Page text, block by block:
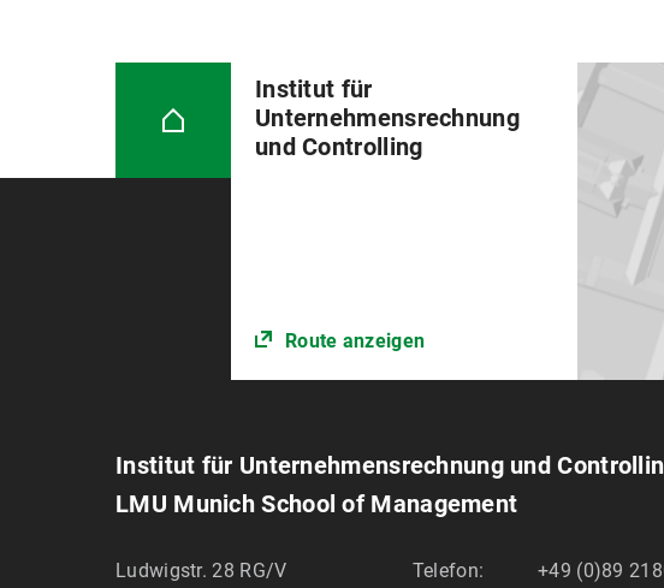
Institut für
Unternehmensrechnung
und Controlling
Route anzeigen
Institut für Unternehmensrechnung und
LMU Munich School of Management
Ludwigstr. 28 RG/V Telefon: +49 (0)89